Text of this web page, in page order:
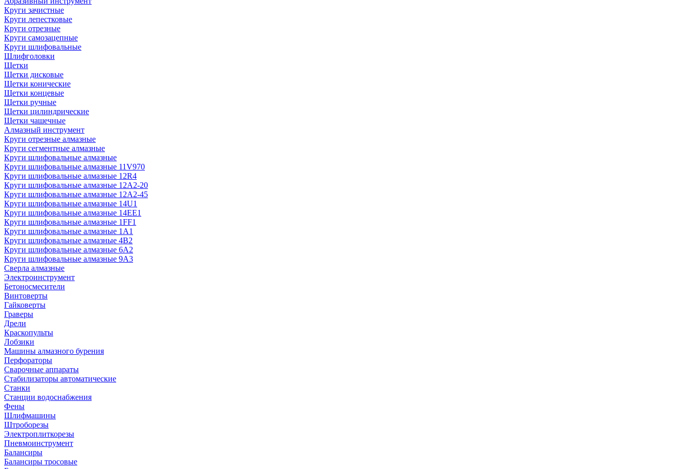
Круги зачистные
Круги лепестковые
Круги отрезные
Круги самозацепные
Круги шлифовальные
Шлифголовки
Щетки
Щетки дисковые
Щетки конические
Щетки концевые
Щетки ручные
Щетки цилиндрические
Щетки чашечные
Алмазный инструмент
Круги отрезные алмазные
Круги сегментные алмазные
Круги шлифовальные алмазные
Круги шлифовальные алмазные 11V970
Круги шлифовальные алмазные 12R4
Круги шлифовальные алмазные 12А2-20
Круги шлифовальные алмазные 12А2-45
Круги шлифовальные алмазные 14U1
Круги шлифовальные алмазные 14ЕЕ1
Круги шлифовальные алмазные 1FF1
Круги шлифовальные алмазные 1А1
Круги шлифовальные алмазные 4В2
Круги шлифовальные алмазные 6A2
Круги шлифовальные алмазные 9А3
Сверла алмазные
Электроинструмент
Бетоносмесители
Винтоверты
Гайковерты
Граверы
Дрели
Краскопульты
Лобзики
Машины алмазного бурения
Перфораторы
Сварочные аппараты
Стабилизаторы автоматические
Станки
Станции водоснабжения
Фены
Шлифмашины
Штроборезы
Электроплиткорезы
Пневмоинструмент
Балансиры
Балансиры тросовые